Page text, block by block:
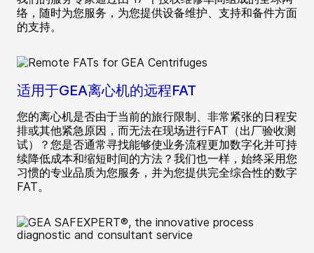
络，随时为您服务，为您提供设备维护、支持和备件方面
的支持。
适用于GEA离心机的远程FAT
您的离心机是否由于当前的旅行限制、非常紧张的日程安
排或其他紧急原因，而无法在现场进行FAT（出厂验收测
试）？您是否通常寻找能够使业务流程更加数字化并可持
续降低成本和缩短时间的方法？我们也一样，始终采用您
习惯的专业品质为您服务，并为您提供完全综合性的数字
FAT。